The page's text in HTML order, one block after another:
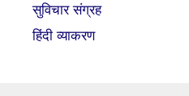
सुविचार संग्रह
हिंदी व्याकरण